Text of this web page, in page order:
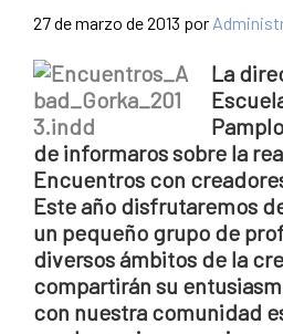
27 de marzo de 2013 por
La
de informaros sobre la
Encuentros con
Este año disfrutaremos
un pequeño grupo de
diversos ámbitos de la
compartirán su
con nuestra comunidad